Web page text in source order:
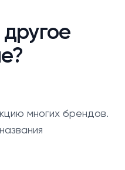
многих брендов.